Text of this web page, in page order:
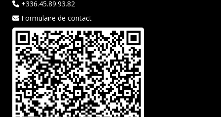
+336.45.89.93.82
Formulaire de contact